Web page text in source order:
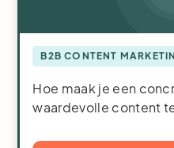
B2B CONTENT
Hoe maak je een
waardevolle content